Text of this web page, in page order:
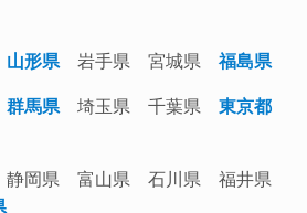
山形県岩手県 宮城県福島県
群馬県埼玉県 千葉県東京都
岡県 富山県 石川県 福井県